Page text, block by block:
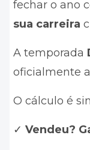
fechar o ano
sua carreira
A temporada
oficialmente
O cálculo é
✓ Vendeu?